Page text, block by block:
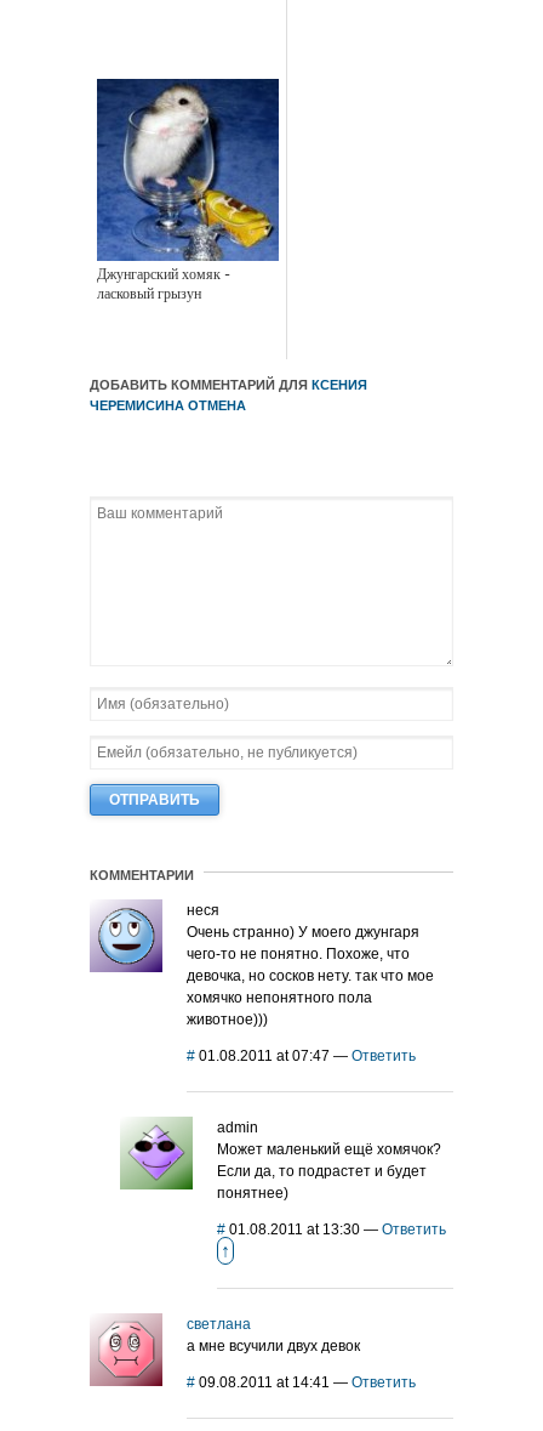
Джунгарский хомяк -
ласковый грызун
ДОБАВИТЬ КОММЕНТАРИЙ ДЛЯ КСЕНИЯ
ЧЕРЕМИСИНА ОТМЕНА
КОММЕНТАРИИ
неся
Очень странно) У моего джунгаря
чего-то не понятно. Похоже, что
девочка, но сосков нету. так что мое
хомячко непонятного пола
животное)))
# 01.08.2011 at 07:47 — Ответить
admin
Может маленький ещё хомячок?
Если да, то подрастет и будет
понятнее)
# 01.08.2011 at 13:30 — Ответить
↑
светлана
а мне всучили двух девок
# 09.08.2011 at 14:41 — Ответить